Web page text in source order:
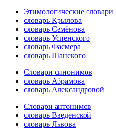
Этимологические словари
словарь Крылова
словарь Семёнова
словарь Успенского
словарь Фасмера
словарь Шанского
Словари синонимов
словарь Абрамова
словарь Александровой
Словари антонимов
словарь Введенской
словарь Львова